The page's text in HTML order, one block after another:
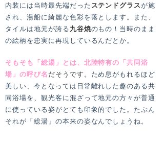
内装には当時最先端だった ステンドグラスが施
され、湯船に綺麗な色彩を落とします。また、
タイルは地元が誇る 九谷焼のもの！当時のまま
の絵柄を忠実に再現しているんだとか。
そもそも「総湯」とは、北陸特有の「共同浴
場」の呼び名 だそうです。 ため息がもれるほど
美しい、今となっては日常離れした趣のある共
同浴場を、観光客に混ざって地元の方々が普通
に使っている姿がとても印象的でした。たぶん
それが「総湯」の本来の姿なんでしょうね。